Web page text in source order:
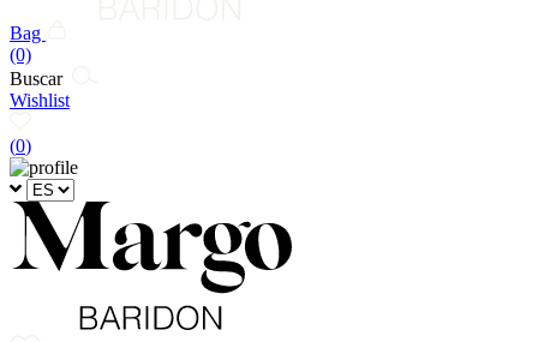
Bag
(0)
Buscar
Wishlist
(0)